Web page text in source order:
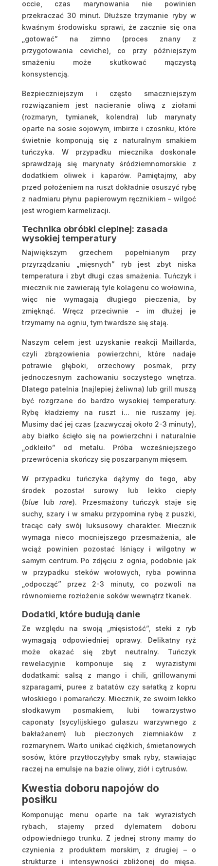
occie, czas marynowania nie powinien
przekraczać 30 minut. Dłuższe trzymanie ryby w
kwaśnym środowisku sprawi, że zacznie się ona
„gotować” na zimno (proces znany z
przygotowania ceviche), co przy późniejszym
smażeniu może skutkować mączystą
konsystencją.
Bezpieczniejszym i często smaczniejszym
rozwiązaniem jest nacieranie oliwą z ziołami
(rozmaryn, tymianek, kolendra) lub marynaty
oparte na sosie sojowym, imbirze i czosnku, które
świetnie komponują się z naturalnym smakiem
tuńczyka. W przypadku miecznika doskonale
sprawdzają się marynaty śródziemnomorskie z
dodatkiem oliwek i kaparów. Pamiętajmy, aby
przed położeniem na ruszt dokładnie osuszyć rybę
z nadmiaru płynu papierowym ręcznikiem – wilgoć
jest wrogiem karmelizacji.
Technika obróbki cieplnej: zasada
wysokiej temperatury
Największym grzechem popełnianym przy
przyrządzaniu „mięsnych” ryb jest zbyt niska
temperatura i zbyt długi czas smażenia. Tuńczyk i
miecznik nie zawierają tyle kolagenu co wołowina,
więc nie wymagają długiego pieczenia, by
zmięknąć. Wręcz przeciwnie – im dłużej je
trzymamy na ogniu, tym twardsze się stają.
Naszym celem jest uzyskanie reakcji Maillarda,
czyli zbrązowienia powierzchni, które nadaje
potrawie głęboki, orzechowy posmak, przy
jednoczesnym zachowaniu soczystego wnętrza.
Dlatego patelnia (najlepiej żeliwna) lub grill muszą
być rozgrzane do bardzo wysokiej temperatury.
Rybę kładziemy na ruszt i... nie ruszamy jej.
Musimy dać jej czas (zazwyczaj około 2-3 minuty),
aby białko ścięło się na powierzchni i naturalnie
„odkleiło” od metalu. Próba wcześniejszego
przewrócenia skończy się poszarpanym mięsem.
W przypadku tuńczyka dążymy do tego, aby
środek pozostał surowy lub lekko ciepły
(blue lub rare). Przesmażony tuńczyk staje się
suchy, szary i w smaku przypomina rybę z puszki,
tracąc cały swój luksusowy charakter. Miecznik
wymaga nieco mocniejszego przesmażenia, ale
wciąż powinien pozostać lśniący i wilgotny w
samym centrum. Po zdjęciu z ognia, podobnie jak
w przypadku steków wołowych, ryba powinna
„odpocząć” przez 2-3 minuty, co pozwoli na
równomierne rozłożenie soków wewnątrz tkanek.
Dodatki, które budują danie
Ze względu na swoją „mięsistość”, steki z ryb
wymagają odpowiedniej oprawy. Delikatny ryż
może okazać się zbyt neutralny. Tuńczyk
rewelacyjnie komponuje się z wyrazistymi
dodatkami: salsą z mango i chili, grillowanymi
szparagami, puree z batatów czy sałatką z kopru
włoskiego i pomarańczy. Miecznik, ze swoim lekko
słodkawym posmakiem, lubi towarzystwo
caponaty (sycylijskiego gulaszu warzywnego z
bakłażanem) lub pieczonych ziemniaków z
rozmarynem. Warto unikać ciężkich, śmietanowych
sosów, które przytłoczyłyby smak ryby, stawiając
raczej na emulsje na bazie oliwy, ziół i cytrusów.
Kwestia doboru napojów do
posiłku
Komponując menu oparte na tak wyrazistych
rybach, stajemy przed dylematem doboru
odpowiedniego trunku. Z jednej strony mamy do
czynienia z produktem morskim, z drugiej – o
strukturze i intensywności zbliżonej do mięsa.